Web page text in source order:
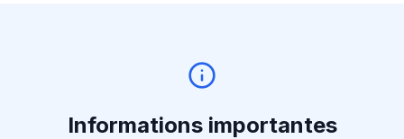
Informations importantes